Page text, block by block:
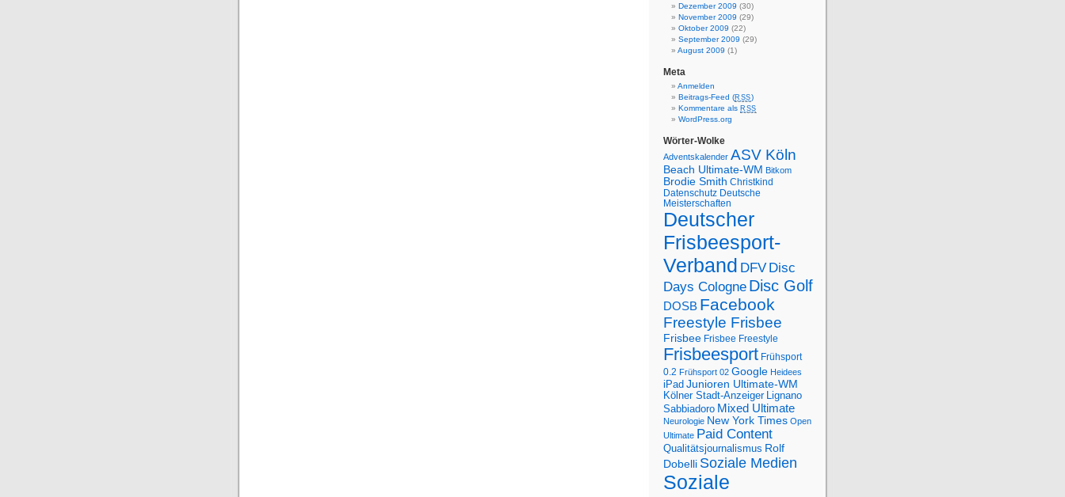
Dezember 2009 (30)
November 2009 (29)
Oktober 2009 (22)
September 2009 (29)
August 2009 (1)
Meta
Anmelden
Beitrags-Feed (RSS)
Kommentare als RSS
WordPress.org
Wörter-Wolke
Adventskalender ASV Köln
Beach Ultimate-WM Bitkom
Brodie Smith Christkind
Datenschutz Deutsche
Meisterschaften
Deutscher
Frisbeesport-
Verband DFV Disc
Days Cologne Disc Golf
DOSB Facebook
Freestyle Frisbee
Frisbee Frisbee Freestyle
Frisbeesport Frühsport
0.2 Frühsport 02 Google Heidees
iPad Junioren Ultimate-WM
Kölner Stadt-Anzeiger Lignano
Sabbiadoro Mixed Ultimate
Neurologie New York Times Open
Ultimate Paid Content
Qualitätsjournalismus Rolf
Dobelli Soziale Medien
Soziale